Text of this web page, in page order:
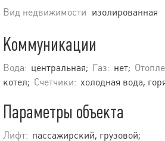
Вид недвижимости изолированная
Коммуникации
Вода: центральная; Газ: нет;
котел; Счетчики: холодная вода,
Параметры объекта
Лифт: пассажирский, грузовой;